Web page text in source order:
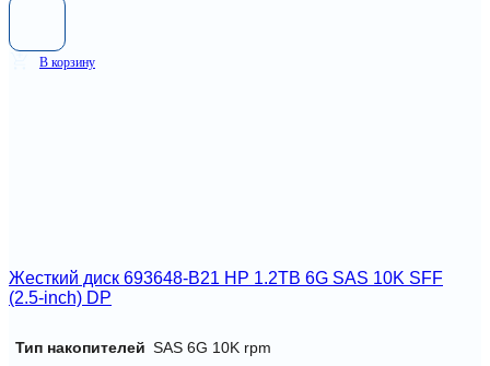
В корзину
Жесткий диск 693648-B21 HP 1.2TB 6G SAS 10K SFF
(2.5-inch) DP
Тип накопителей SAS 6G 10K rpm